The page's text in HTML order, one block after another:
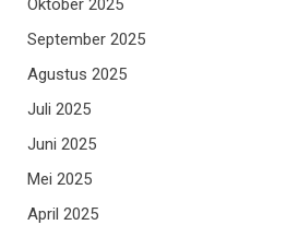
Oktober 2025
September 2025
Agustus 2025
Juli 2025
Juni 2025
Mei 2025
April 2025